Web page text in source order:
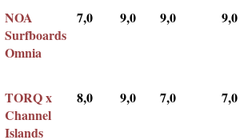
NOA
Surfboards
Omnia
7,0 9,0 9,0 9,0
TORQ x
Channel
Islands
8,0 9,0 7,0 7,0